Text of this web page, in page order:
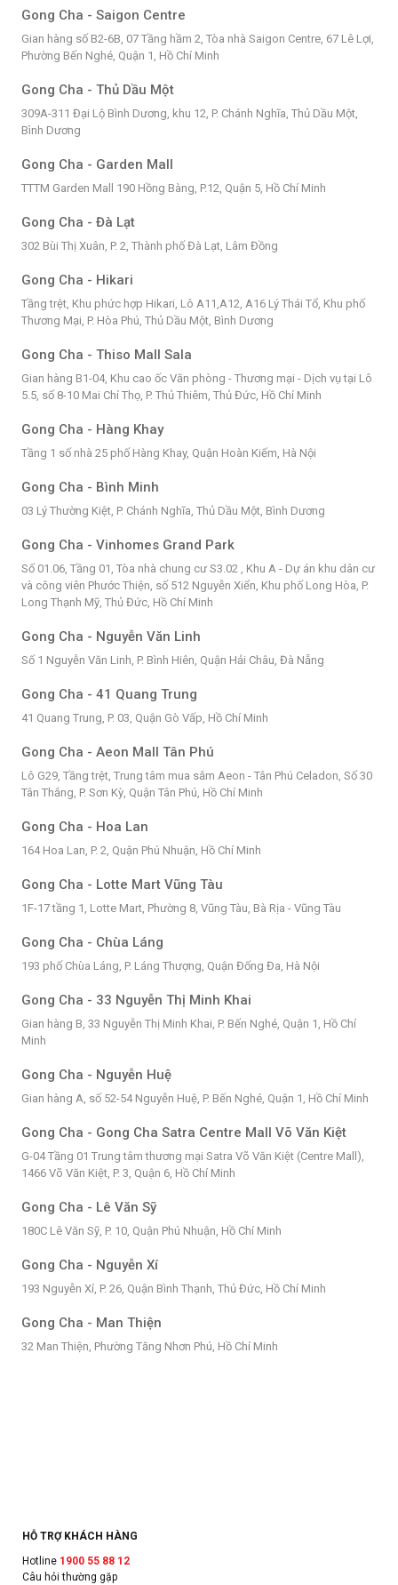
Gong Cha - Saigon Centre
Gian hàng số B2-6B, 07 Tầng hầm 2, Tòa nhà Saigon Centre, 67 Lê Lợi,
Phường Bến Nghé, Quận 1, Hồ Chí Minh
Gong Cha - Thủ Dầu Một
309A-311 Đại Lộ Bình Dương, khu 12, P. Chánh Nghĩa, Thủ Dầu Một,
Bình Dương
Gong Cha - Garden Mall
TTTM Garden Mall 190 Hồng Bàng, P.12, Quận 5, Hồ Chí Minh
Gong Cha - Đà Lạt
302 Bùi Thị Xuân, P. 2, Thành phố Đà Lạt, Lâm Đồng
Gong Cha - Hikari
Tầng trệt, Khu phức hợp Hikari, Lô A11,A12, A16 Lý Thái Tổ, Khu phố
Thương Mại, P. Hòa Phú, Thủ Dầu Một, Bình Dương
Gong Cha - Thiso Mall Sala
Gian hàng B1-04, Khu cao ốc Văn phòng - Thương mại - Dịch vụ tại Lô
5.5, số 8-10 Mai Chí Thọ, P. Thủ Thiêm, Thủ Đức, Hồ Chí Minh
Gong Cha - Hàng Khay
Tầng 1 số nhà 25 phố Hàng Khay, Quận Hoàn Kiếm, Hà Nội
Gong Cha - Bình Minh
03 Lý Thường Kiệt, P. Chánh Nghĩa, Thủ Dầu Một, Bình Dương
Gong Cha - Vinhomes Grand Park
Số 01.06, Tầng 01, Tòa nhà chung cư S3.02 , Khu A - Dự án khu dân cư
và công viên Phước Thiện, số 512 Nguyễn Xiển, Khu phố Long Hòa, P.
Long Thạnh Mỹ, Thủ Đức, Hồ Chí Minh
Gong Cha - Nguyễn Văn Linh
Số 1 Nguyễn Văn Linh, P. Bình Hiên, Quận Hải Châu, Đà Nẵng
Gong Cha - 41 Quang Trung
41 Quang Trung, P. 03, Quận Gò Vấp, Hồ Chí Minh
Gong Cha - Aeon Mall Tân Phú
Lô G29, Tầng trệt, Trung tâm mua sắm Aeon - Tân Phú Celadon, Số 30
Tân Thắng, P. Sơn Kỳ, Quận Tân Phú, Hồ Chí Minh
Gong Cha - Hoa Lan
164 Hoa Lan, P. 2, Quận Phú Nhuận, Hồ Chí Minh
Gong Cha - Lotte Mart Vũng Tàu
1F-17 tầng 1, Lotte Mart, Phường 8, Vũng Tàu, Bà Rịa - Vũng Tàu
Gong Cha - Chùa Láng
193 phố Chùa Láng, P. Láng Thượng, Quận Đống Đa, Hà Nội
Gong Cha - 33 Nguyễn Thị Minh Khai
Gian hàng B, 33 Nguyễn Thị Minh Khai, P. Bến Nghé, Quận 1, Hồ Chí
Minh
Gong Cha - Nguyễn Huệ
Gian hàng A, số 52-54 Nguyễn Huệ, P. Bến Nghé, Quận 1, Hồ Chí Minh
Gong Cha - Gong Cha Satra Centre Mall Võ Văn Kiệt
G-04 Tầng 01 Trung tâm thương mại Satra Võ Văn Kiệt (Centre Mall),
1466 Võ Văn Kiệt, P. 3, Quận 6, Hồ Chí Minh
Gong Cha - Lê Văn Sỹ
180C Lê Văn Sỹ, P. 10, Quận Phú Nhuận, Hồ Chí Minh
Gong Cha - Nguyễn Xí
193 Nguyễn Xí, P. 26, Quận Bình Thạnh, Thủ Đức, Hồ Chí Minh
Gong Cha - Man Thiện
32 Man Thiện, Phường Tăng Nhơn Phú, Hồ Chí Minh
HỖ TRỢ KHÁCH HÀNG
Hotline 1900 55 88 12
Câu hỏi thường gặp